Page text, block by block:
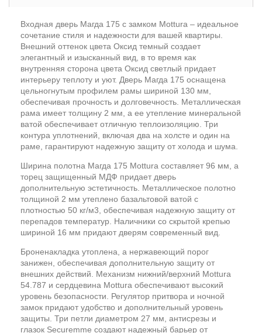
Входная дверь Магда 175 с замком Mottura – идеальное
сочетание стиля и надежности для вашей квартиры.
Внешний оттенок цвета Оксид темный создает
элегантный и изысканный вид, в то время как
внутренняя сторона цвета Оксид светлый придает
интерьеру теплоту и уют. Дверь Магда 175 оснащена
цельногнутым профилем рамы шириной 130 мм,
обеспечивая прочность и долговечность. Металлическая
рама имеет толщину 2 мм, а ее утепление минеральной
ватой обеспечивает отличную теплоизоляцию. Три
контура уплотнений, включая два на холсте и один на
раме, гарантируют надежную защиту от холода и шума.
Ширина полотна Магда 175 Mottura составляет 96 мм, а
торец защищенный МДФ придает дверь
дополнительную эстетичность. Металлическое полотно
толщиной 2 мм утеплено базальтовой ватой с
плотностью 50 кг/м3, обеспечивая надежную защиту от
перепадов температур. Наличники со скрытой крепью
шириной 16 мм придают дверям современный вид.
Броненакладка утоплена, а нержавеющий порог
занижен, обеспечивая дополнительную защиту от
внешних действий. Механизм нижний/верхний Mottura
54.787 и сердцевина Mottura обеспечивают высокий
уровень безопасности. Регулятор притвора и ночной
замок придают удобство и дополнительный уровень
защиты. Три петли диаметром 27 мм, антисрезы и
глазок Securemme создают надежный барьер от